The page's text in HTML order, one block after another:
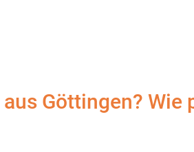
Göttingen? Wie